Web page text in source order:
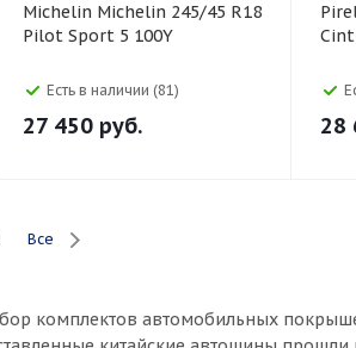
Michelin Michelin 245/45 R18
Pilot Sport 5 100Y
Есть в наличии (81)
27 450 руб.
Pirelli Pirelli
28
Все
комплектов автомобильных